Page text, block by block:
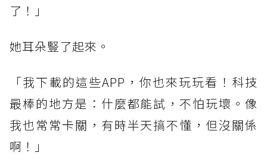
了！」
她耳朵豎了起來。
「我下載的這些APP，你也來玩玩看！科技
最棒的地方是：什麼都能試，不怕玩壞。像
我也常常卡關，有時半天搞不懂，但沒關係
啊！」